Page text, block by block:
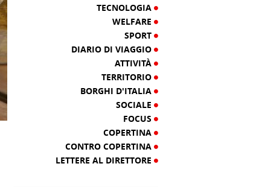
TECNOLOGIA
WELFARE
SPORT
DIARIO DI VIAGGIO
ATTIVITÀ
TERRITORIO
BORGHI D'ITALIA
SOCIALE
FOCUS
COPERTINA
CONTRO COPERTINA
LETTERE AL DIRETTORE